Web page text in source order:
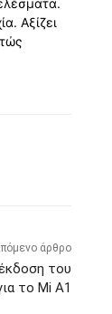
Αξίζει
άρθρο
του
το Mi A1